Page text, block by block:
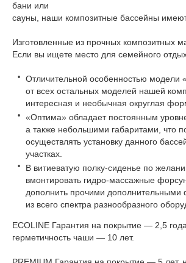
бани или
сауны, наши композитные бассейны
Изготовленные из прочных композитных
Если вы ищете место для семейного
Отличительной особенностью модели
от всех остальных моделей нашей
интересная и необычная округлая
«Оптима» обладает постоянным
а также небольшими габаритами, что
осуществлять установку данного
участках.
В витиеватую полку-сиденье по
вмонтировать гидро-массажные
дополнить прочими дополнительными
из всего спектра разнообразного
ECOLINE Гарантия на покрытие — 2,5
герметичность чаши — 10 лет.